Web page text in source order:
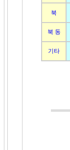
북
북 동
기타